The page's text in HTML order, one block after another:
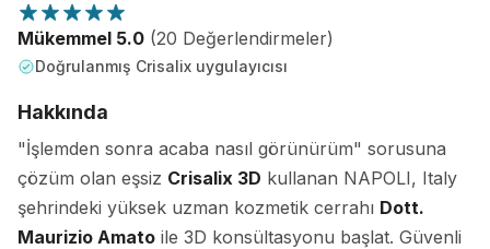
Mükemmel 5.0 (20 Değerlendirmeler)
Doğrulanmış Crisalix uygulayıcısı
Hakkında
"İşlemden sonra acaba nasıl görünürüm" sorusuna
çözüm olan eşsiz Crisalix 3D kullanan NAPOLI, Italy
şehrindeki yüksek uzman kozmetik cerrahı Dott.
Maurizio Amato ile 3D konsültasyonu başlat. Güvenli